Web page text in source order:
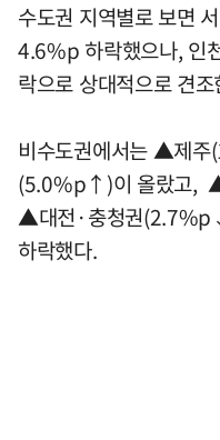
수도권 지역별로 보면
4.6%p 하락했으나, 인
락으로 상대적으로 견
비수도권에서는 ▲제
(5.0%p↑)이 올랐고,
▲대전·충청권
하락했다.